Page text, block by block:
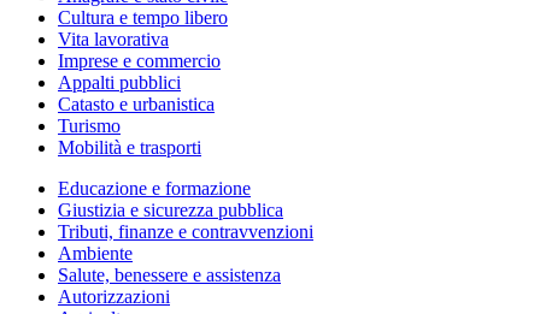
Cultura e tempo libero
Vita lavorativa
Imprese e commercio
Appalti pubblici
Catasto e urbanistica
Turismo
Mobilità e trasporti
Educazione e formazione
Giustizia e sicurezza pubblica
Tributi, finanze e contravvenzioni
Ambiente
Salute, benessere e assistenza
Autorizzazioni